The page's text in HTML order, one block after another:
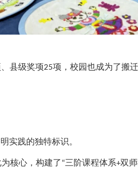
县级奖项25项，校园也成为了搬
实践的独特标识。
核心，构建了“三阶课程体系+双